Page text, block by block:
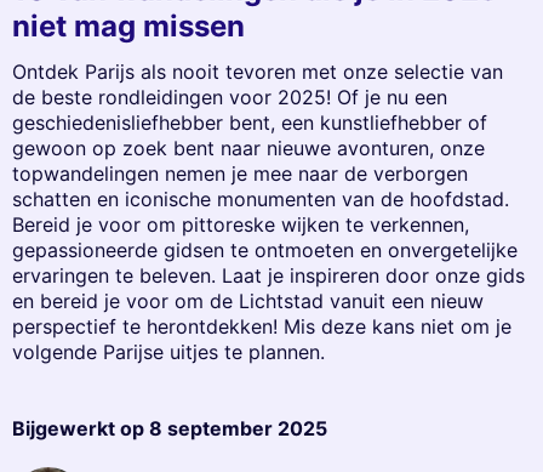
niet mag missen
Ontdek Parijs als nooit tevoren met onze selectie van
de beste rondleidingen voor 2025! Of je nu een
geschiedenisliefhebber bent, een kunstliefhebber of
gewoon op zoek bent naar nieuwe avonturen, onze
topwandelingen nemen je mee naar de verborgen
schatten en iconische monumenten van de hoofdstad.
Bereid je voor om pittoreske wijken te verkennen,
gepassioneerde gidsen te ontmoeten en onvergetelijke
ervaringen te beleven. Laat je inspireren door onze gids
en bereid je voor om de Lichtstad vanuit een nieuw
perspectief te herontdekken! Mis deze kans niet om je
volgende Parijse uitjes te plannen.
Bijgewerkt op 8 september 2025